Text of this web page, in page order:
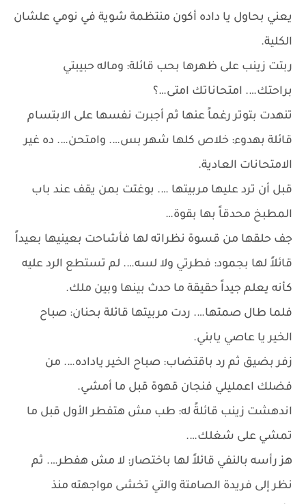
يعني بحاول يا داده أكون منتظمة شوية في نومي علشان
الكلية.
ربتت زينب على ظهرها بحب قائلة: وماله حبيبتي
براحتك…. امتحاناتك امتى…؟
تنهدت بتوتر رغماً عنها ثم أجبرت نفسها على الابتسام
قائلة بهدوء: خلاص كلها شهر بس…. وامتحن…. ده غير
الامتحانات العادية.
قبل أن ترد عليها مربيتها …. بوغتت بمن يقف عند باب
المطبخ محدقاً بها بقوة…
جف حلقها من قسوة نظراته لها فأشاحت بعينيها بعيداً
قائلاً لها بجمود: فطرتي ولا لسه…. لم تستطع الرد عليه
كأنه يعلم جيداً حقيقة ما حدث بينها وبين ملك.
فلما طال صمتها…. ردت مربيتها قائلة بحنان: صباح
الخير يا عاصي يابني.
زفر بضيق ثم رد باقتضاب: صباح الخير ياداده…. من
فضلك اعمليلي فنجان قهوة قبل ما أمشي.
اندهشت زينب قائلةً له: طب مش هتفطر الأول قبل ما
تمشي على شغلك….
هز رأسه بالنفي قائلاً لها باختصار: لا مش هفطر…. ثم
نظر إلى فريدة الصامتة والتي تخشى مواجهته منذ